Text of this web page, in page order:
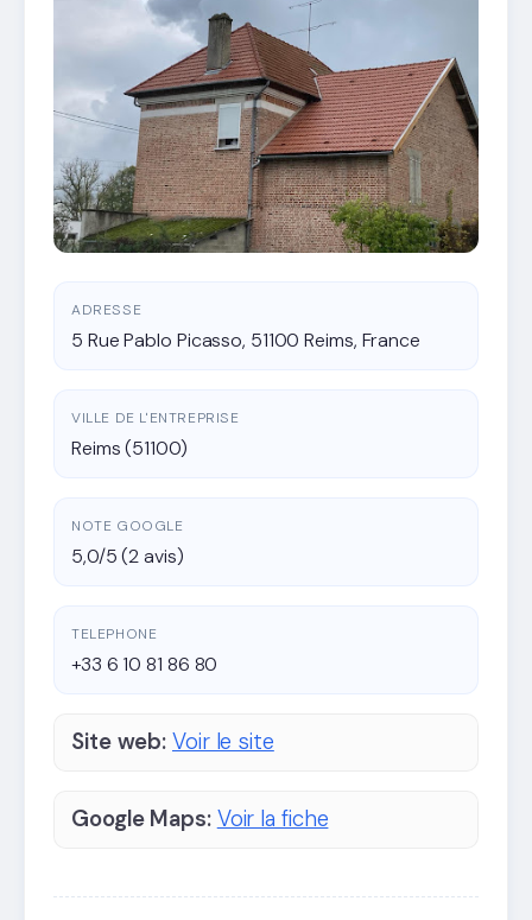
ADRESSE
5 Rue Pablo Picasso, 51100 Reims, France
VILLE DE L'ENTREPRISE
Reims (51100)
NOTE GOOGLE
5,0/5 (2 avis)
TELEPHONE
+33 6 10 81 86 80
Site web: Voir le site
Google Maps: Voir la fiche